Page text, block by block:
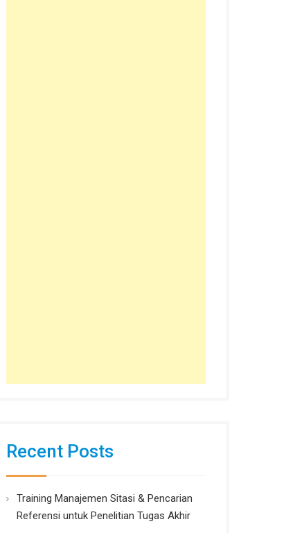
Recent Posts
Training Manajemen Sitasi & Pencarian
Referensi untuk Penelitian Tugas Akhir